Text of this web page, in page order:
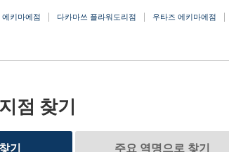
에키마에점 다카마쓰 플라워도리점 우타즈 에키마에점
점 찾기
기 주요 역명으로 찾기